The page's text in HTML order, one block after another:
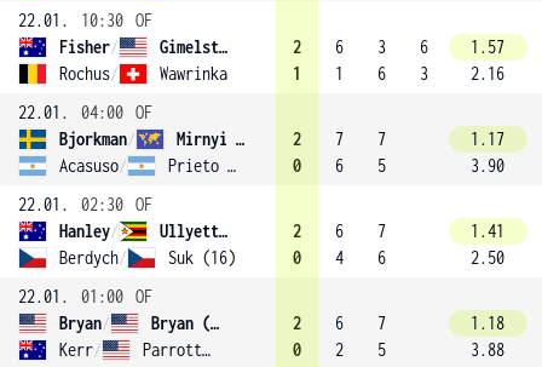
22.01.
10:30 OF
Fisher/
Gimelstob
Rochus/ Wawrinka
2
1
6
1
3
6
6
3
1.57
2.16
22.01.
04:00 OF
Bjorkman/
Mirnyi (2)
Acasuso/ Prieto (13)
2
0
7
6
7
5
1.17
3.90
22.01.
02:30 OF
Hanley/
Ullyett (4)
Berdych/ Suk (16)
2
0
6
4
7
6
1.41
2.50
22.01.
01:00 OF
Bryan/
Bryan (1)
Kerr/ Parrott (14)
2
0
6
2
7
5
1.18
3.88